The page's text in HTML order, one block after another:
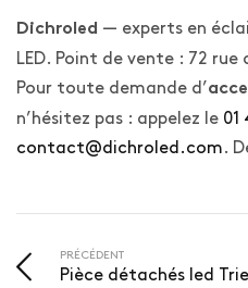
Dichroled — experts en
LED. Point de vente : 72 rue
Pour toute demande d’
n’hésitez pas : appelez le 01
contact@dichroled.com .
PRÉCÉDENT
Pièce détachés led